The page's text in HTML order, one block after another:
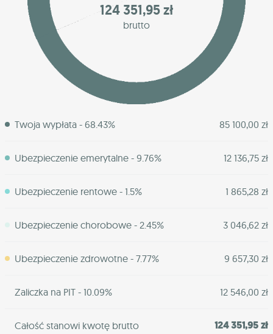
124 351,95 zł
brutto
Twoja wypłata - 68.43% 85 100,00 zł
Ubezpieczenie emerytalne - 9.76% 12 136,75 zł
Ubezpieczenie rentowe - 1.5% 1 865,28 zł
Ubezpieczenie chorobowe - 2.45% 3 046,62 zł
Ubezpieczenie zdrowotne - 7.77% 9 657,30 zł
Zaliczka na PIT - 10.09% 12 546,00 zł
Całość stanowi kwotę brutto 124 351,95 zł